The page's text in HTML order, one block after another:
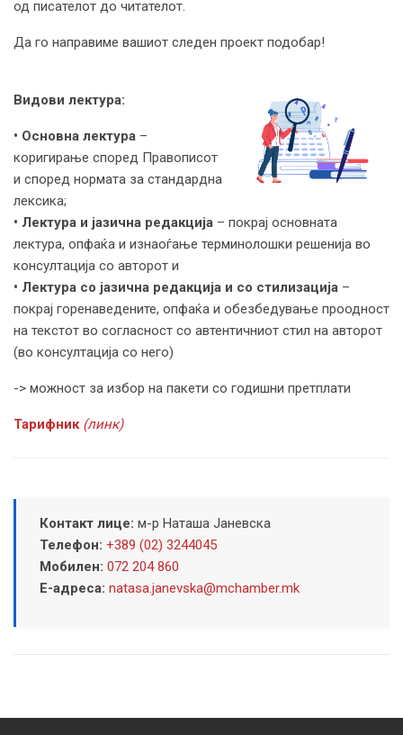
од писателот до читателот.
Да го направиме вашиот следен проект подобар!
Видови лектура:
• Основна лектура –
коригирање според Правописот
и според нормата за стандардна
лексика;
• Лектура и јазична редакција – покрај основната
лектура, опфаќа и изнаоѓање терминолошки решенија во
консултација со авторот и
• Лектура со јазична редакција и со стилизација –
покрај горенаведените, опфаќа и обезбедување проодност
на текстот во согласност со автентичниот стил на авторот
(во консултација со него)
-> можност за избор на пакети со годишни претплати
Тарифник (линк)
Контакт лице: м-р Наташа Јаневска
Телефон: +389 (02) 3244045
Мобилен: 072 204 860
Е-адреса: natasa.janevska@mchamber.mk